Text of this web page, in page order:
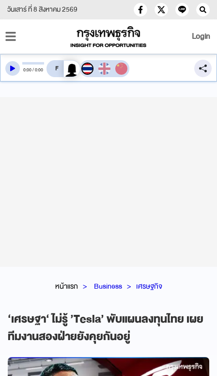
วันเสาร์ ที่ 8 สิงหาคม 2569
Login
หน้าแรก Business เศรษฐกิจ
‘เศรษฐา‘ ไม่รู้ ’Tesla’ พับแผนลงทุนไทย เผย
ทีมงานสองฝ่ายยังคุยกันอยู่
0:00/0:00 สลับเสียงอ่าน